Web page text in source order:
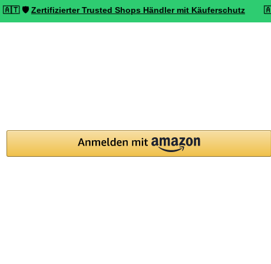
Zertifizierter Trusted Shops Händler mit Käuferschutz🇦🇹 ⭐ Top